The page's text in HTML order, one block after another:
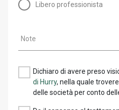
Libero professionista
Note
Dichiaro di avere preso
di Hurry, nella quale
delle società per conto